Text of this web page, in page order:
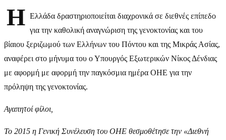
Η Ελλάδα δραστηριοποιείται διαχρονικά σε διεθνές επίπεδο
για την καθολική αναγνώριση της γενοκτονίας και του
βίαιου ξεριζωμού των Ελλήνων του Πόντου και της Μικράς Ασίας,
αναφέρει στο μήνυμα του ο Υπουργός Εξωτερικών Νίκος Δένδιας
με αφορμή με αφορμή την παγκόσμια ημέρα ΟΗΕ για την
πρόληψη της γενοκτονίας.
Αγαπητοί φίλοι,
Το 2015 η Γενική Συνέλευση του ΟΗΕ θεσμοθέτησε την «Διεθνή